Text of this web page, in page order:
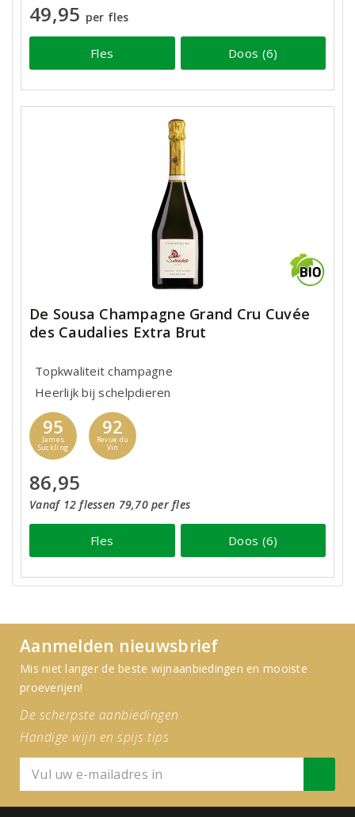
49,95 per fles
Fles Doos (6)
De Sousa Champagne Grand Cru Cuvée
des Caudalies Extra Brut
Topkwaliteit champagne
Heerlijk bij schelpdieren
95
James
Suckling
92
Revue du
Vin
86,95
Vanaf 12 flessen 79,70 per fles
Fles Doos (6)
Aanmelden nieuwsbrief
Mis niet langer de beste wijnaanbiedingen en mooiste
proeverijen!
De scherpste aanbiedingen
Handige wijn en spijs tips